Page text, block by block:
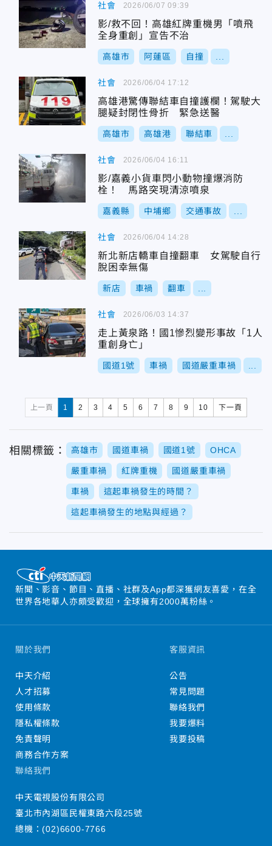
社會
影/救不回！高雄紅牌重機男「噴飛
全身重創」宣告不治
高雄市 阿蓮區 自撞
2026/06/07 09:39
社會
高雄港驚傳聯結車自撞護欄！駕駛大
腿疑封閉性骨折 緊急送醫
高雄市 高雄港 聯結車
2026/06/04 17:12
社會
影/嘉義小貨車閃小動物撞爆消防
栓！ 馬路突現清涼噴泉
嘉義縣 中埔鄉 交通事故
2026/06/04 16:11
社會
新北新店轎車自撞翻車 女駕駛自行
脫困幸無傷
新店 車禍 翻車
2026/06/04 14:28
社會
走上黃泉路！國1慘烈變形事故「1人
重創身亡」
國道1號 車禍 國道嚴重車禍
2026/06/03 14:37
上一頁 1 2 3 4 5 6 7 8 9 10 下一頁
相關標籤： 高雄市 國道車禍 國道1號 OHCA
嚴重車禍 紅牌重機 國道嚴重車禍
車禍 這起車禍發生的時間？
這起車禍發生的地點與經過？
新聞、影音、節目、直播、社群及App都深獲網友喜愛，在全
世界各地華人亦頗受歡迎，全球擁有2000萬粉絲。
關於我們
中天介紹
人才招募
使用條款
隱私權條款
免責聲明
商務合作方案
客服資訊
公告
常見問題
聯絡我們
我要爆料
我要投稿
聯絡我們
中天電視股份有限公司
臺北市內湖區民權東路六段25號
總機：(02)6600-7766